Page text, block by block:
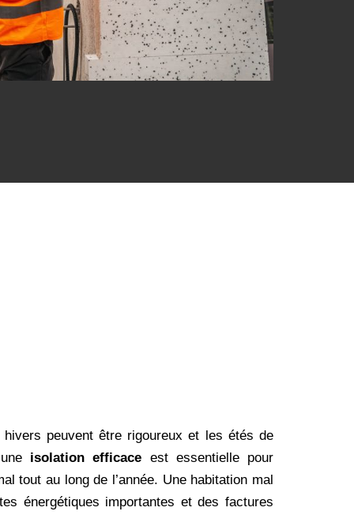
peuvent être rigoureux et les étés de
isolation efficace est essentielle pour
tout au long de l’année. Une habitation mal
énergétiques importantes et des factures